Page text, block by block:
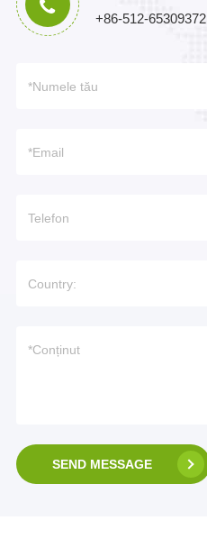
+86-512-65309372
SEND MESSAGE